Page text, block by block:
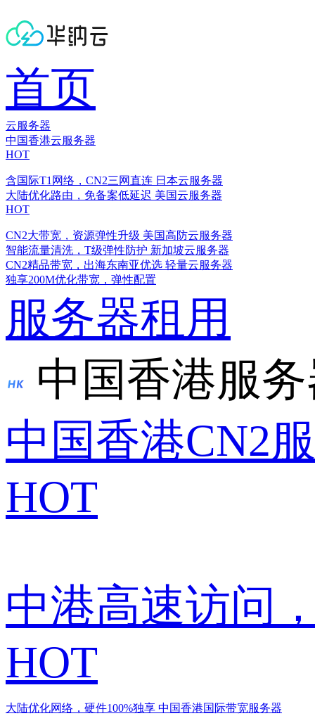
首页
云服务器
中国香港云服务器
HOT
含国际T1网络，CN2三网直连 日本云服务器
大陆优化路由，免备案低延迟 美国云服务器
HOT
CN2大带宽，资源弹性升级 美国高防云服务器
智能流量清洗，T级弹性防护 新加坡云服务器
CN2精品带宽，出海东南亚优选 轻量云服务器
独享200M优化带宽，弹性配置
服务器租用
中国香港服
中国香港CN2
HOT
中港高速访问
HOT
大陆优化网络，硬件100%独享 中国香港国际带宽服务器